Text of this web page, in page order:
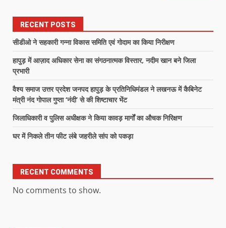
RECENT POSTS
सीडीओ ने सहकारी गन्ना विकास समिति एवं गोदाम का किया निरीक्षण
हापुड़ में आज़ाद अधिकार सेना का संगठनात्मक विस्तार, नदीम खान बने जिला
प्रभारी
वैश्य समाज उत्तर प्रदेश जनपद हापुड़ के प्रतिनिधिमंडल ने लखनऊ में कैबिनेट
मंत्री नंद गोपाल गुप्ता ‘नंदी’ से की शिष्टाचार भेंट
जिलाधिकारी व पुलिस अधीक्षक ने किया कावड़ मार्गों का औचक निरिक्षण
घर में निकले तीन फीट लंबे जहरीले सांप को पकड़ा
RECENT COMMENTS
No comments to show.